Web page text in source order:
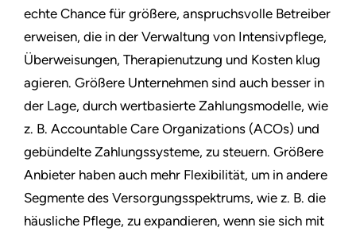
echte Chance für größere, anspruchsvolle Betreiber
erweisen, die in der Verwaltung von Intensivpflege,
Überweisungen, Therapienutzung und Kosten klug
agieren. Größere Unternehmen sind auch besser in
der Lage, durch wertbasierte Zahlungsmodelle, wie
z. B. Accountable Care Organizations (ACOs) und
gebündelte Zahlungssysteme, zu steuern. Größere
Anbieter haben auch mehr Flexibilität, um in andere
Segmente des Versorgungsspektrums, wie z. B. die
häusliche Pflege, zu expandieren, wenn sie sich mit